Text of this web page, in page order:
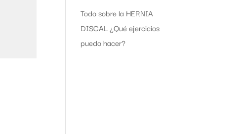
Todo sobre la HERNIA
DISCAL ¿Qué ejercicios
puedo hacer?